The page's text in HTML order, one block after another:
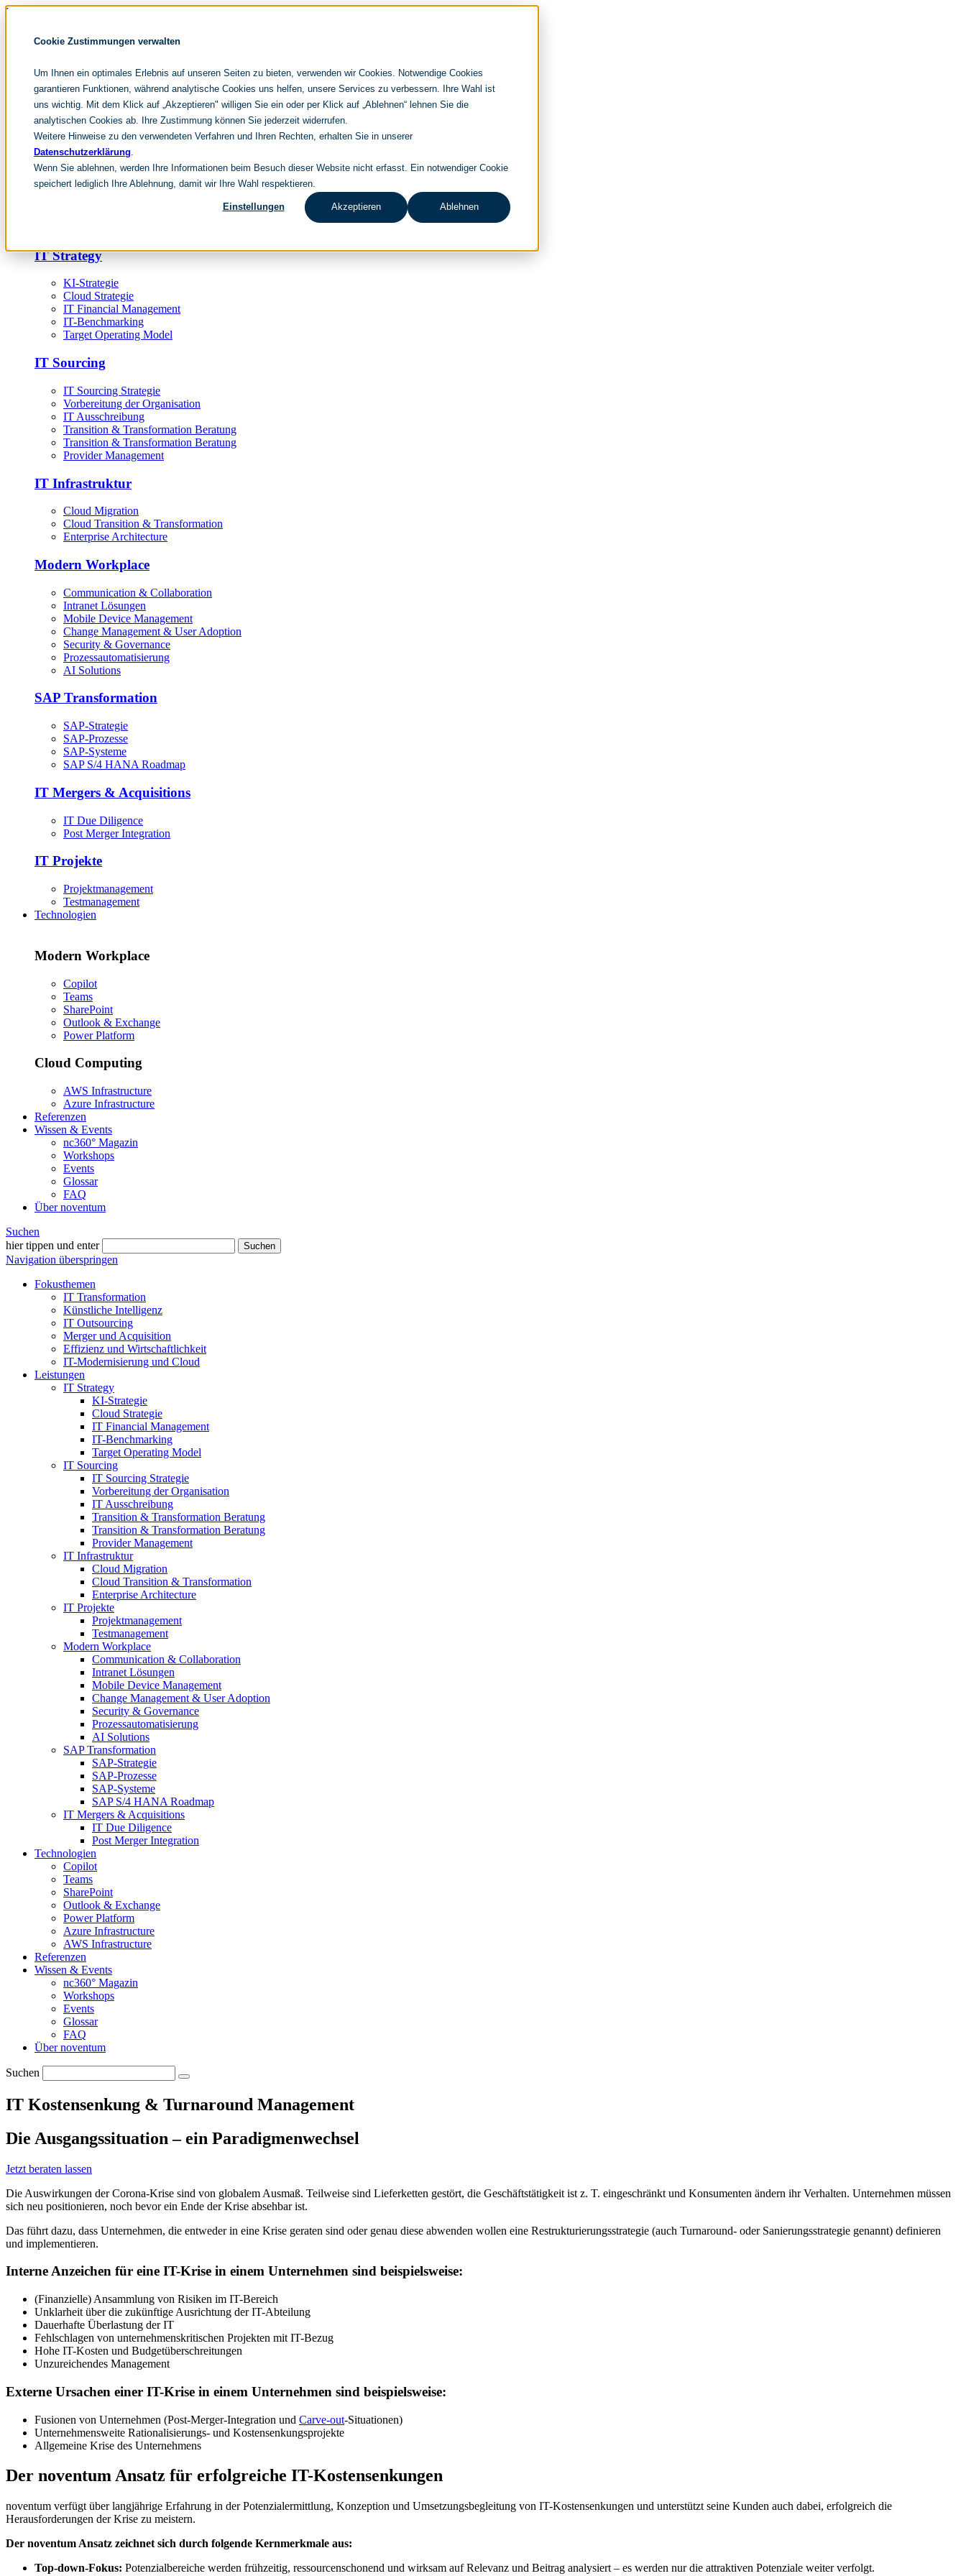
Cookie Zustimmungen verwalten
Um Ihnen ein optimales Erlebnis auf unseren Seiten zu bieten, verwenden wir Cookies. Notwendige Cookies
garantieren Funktionen, während analytische Cookies uns helfen, unsere Services zu verbessern. Ihre Wahl ist
uns wichtig. Mit dem Klick auf „Akzeptieren" willigen Sie ein oder per Klick auf „Ablehnen“ lehnen Sie die
analytischen Cookies ab. Ihre Zustimmung können Sie jederzeit widerrufen.
Weitere Hinweise zu den verwendeten Verfahren und Ihren Rechten, erhalten Sie in unserer
Datenschutzerklärung.
Wenn Sie ablehnen, werden Ihre Informationen beim Besuch dieser Website nicht erfasst. Ein notwendiger Cookie
speichert lediglich Ihre Ablehnung, damit wir Ihre Wahl respektieren.
Einstellungen Akzeptieren Ablehnen
Navigation überspringen
noventum
IT & Management Consulting
People & Culture
Navigation überspringen
Fokusthemen
IT Transformation
Künstliche Intelligenz
IT Outsourcing
Merger und Acquisition
IT Strategy
KI-Strategie
Cloud Strategie
IT Financial Management
IT-Benchmarking
Target Operating Model
IT Sourcing
IT Sourcing Strategie
Vorbereitung der Organisation
IT Ausschreibung
Transition & Transformation Beratung
Transition & Transformation Beratung
Provider Management
IT Infrastruktur
Cloud Migration
Cloud Transition & Transformation
Enterprise Architecture
Modern Workplace
Communication & Collaboration
Intranet Lösungen
Mobile Device Management
Change Management & User Adoption
Security & Governance
Prozessautomatisierung
AI Solutions
SAP Transformation
SAP-Strategie
SAP-Prozesse
SAP-Systeme
SAP S/4 HANA Roadmap
IT Mergers & Acquisitions
IT Due Diligence
Post Merger Integration
IT Projekte
Projektmanagement
Testmanagement
Technologien
Modern Workplace
Copilot
Teams
SharePoint
Outlook & Exchange
Power Platform
Cloud Computing
AWS Infrastructure
Azure Infrastructure
Referenzen
Wissen & Events
nc360° Magazin
Workshops
Events
Glossar
FAQ
Über noventum
Suchen
hier tippen und enter
Suchen
Navigation überspringen
Fokusthemen
IT Transformation
Künstliche Intelligenz
IT Outsourcing
Merger und Acquisition
Effizienz und Wirtschaftlichkeit
IT-Modernisierung und Cloud
Leistungen
IT Strategy
KI-Strategie
Cloud Strategie
IT Financial Management
IT-Benchmarking
Target Operating Model
IT Sourcing
IT Sourcing Strategie
Vorbereitung der Organisation
IT Ausschreibung
Transition & Transformation Beratung
Transition & Transformation Beratung
Provider Management
IT Infrastruktur
Cloud Migration
Cloud Transition & Transformation
Enterprise Architecture
IT Projekte
Projektmanagement
Testmanagement
Modern Workplace
Communication & Collaboration
Intranet Lösungen
Mobile Device Management
Change Management & User Adoption
Security & Governance
Prozessautomatisierung
AI Solutions
SAP Transformation
SAP-Strategie
SAP-Prozesse
SAP-Systeme
SAP S/4 HANA Roadmap
IT Mergers & Acquisitions
IT Due Diligence
Post Merger Integration
Technologien
Copilot
Teams
SharePoint
Outlook & Exchange
Power Platform
Azure Infrastructure
AWS Infrastructure
Referenzen
Wissen & Events
nc360° Magazin
Workshops
Events
Glossar
FAQ
Über noventum
Suchen
IT Kostensenkung & Turnaround Management
Die Ausgangssituation – ein Paradigmenwechsel
Jetzt beraten lassen
Die Auswirkungen der Corona-Krise sind von globalem Ausmaß. Teilweise sind Lieferketten gestört, die Geschäftstätigkeit ist z. T. eingeschränkt und Konsumenten ändern ihr Verhalten. Unternehmen müssen
sich neu positionieren, noch bevor ein Ende der Krise absehbar ist.
Das führt dazu, dass Unternehmen, die entweder in eine Krise geraten sind oder genau diese abwenden wollen eine Restrukturierungsstrategie (auch Turnaround- oder Sanierungsstrategie genannt) definieren
und implementieren.
Interne Anzeichen für eine IT-Krise in einem Unternehmen sind beispielsweise:
(Finanzielle) Ansammlung von Risiken im IT-Bereich
Unklarheit über die zukünftige Ausrichtung der IT-Abteilung
Dauerhafte Überlastung der IT
Fehlschlagen von unternehmenskritischen Projekten mit IT-Bezug
Hohe IT-Kosten und Budgetüberschreitungen
Unzureichendes Management
Externe Ursachen einer IT-Krise in einem Unternehmen sind beispielsweise:
Fusionen von Unternehmen (Post-Merger-Integration und Carve-out-Situationen)
Unternehmensweite Rationalisierungs- und Kostensenkungsprojekte
Allgemeine Krise des Unternehmens
Der noventum Ansatz für erfolgreiche IT-Kostensenkungen
noventum verfügt über langjährige Erfahrung in der Potenzialermittlung, Konzeption und Umsetzungsbegleitung von IT-Kostensenkungen und unterstützt seine Kunden auch dabei, erfolgreich die
Herausforderungen der Krise zu meistern.
Der noventum Ansatz zeichnet sich durch folgende Kernmerkmale aus:
Top-down-Fokus: Potenzialbereiche werden frühzeitig, ressourcenschonend und wirksam auf Relevanz und Beitrag analysiert – es werden nur die attraktiven Potenziale weiter verfolgt.